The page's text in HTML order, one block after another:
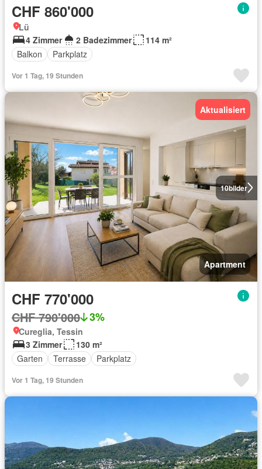
CHF 860'000
Lü
4 Zimmer
2 Badezimmer
114 m²
Balkon
Parkplatz
Vor 1 Tag, 19 Stunden
10bilder
Aktualisiert
Apartment
CHF 770'000
CHF 790'000 3%
Cureglia, Tessin
3 Zimmer
130 m²
Garten
Terrasse Parkplatz
Vor 1 Tag, 19 Stunden